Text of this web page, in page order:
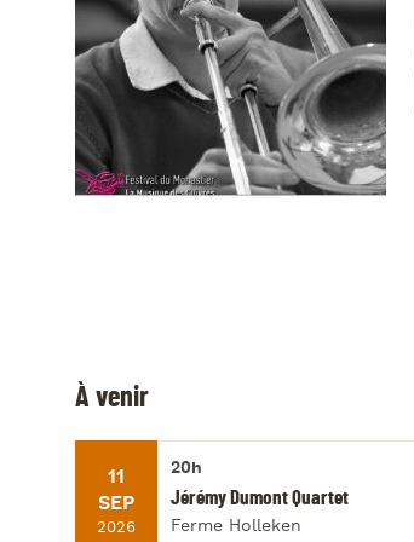
À venir
11
SEP
2026
20h
Jérémy Dumont Quartet
Ferme Holleken